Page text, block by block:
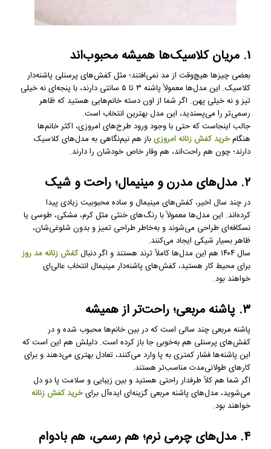
۱. مریان کلاسیک‌ها همیشه محبوب‌اند
بعضی چیزها هیچ‌وقت از مد نمی‌افتند؛ مثل کفش‌های پرسنلی پاشنه‌دار
کلاسیک. این مدل‌ها معمولاً پاشنه ۳ تا ۵ سانتی دارند، با پنجه‌ای نه خیلی
تیز و نه خیلی پهن. اگر شما از اون دسته خانم‌هایی هستید که ظاهر
رسمی‌تر را می‌پسندید، این مدل بهترین انتخاب است.
جالب اینجاست که حتی با وجود ورود طرح‌های امروزی، اکثر خانم‌ها
هنگامخرید کفش زنانه امروزیباز هم نیم‌نگاهی به مدل‌های کلاسیک
دارند؛ چون هم راحت‌اند، هم وقار خاص خودشان را دارند.
۲. مدل‌های مدرن و مینیمال؛ راحت و شیک
در چند سال اخیر، کفش‌های مینیمال و ساده محبوبیت زیادی پیدا
کرده‌اند. این مدل‌ها معمولاً با رنگ‌های خنثی مثل کرم، مشکی، طوسی یا
نسکافه‌ای طراحی می‌شوند و به‌خاطر طراحی تمیز و بدون شلوغی‌شان،
ظاهر بسیار شیکی ایجاد می‌کنند.
سال ۱۴۰۴ هم این مدل‌ها کاملاً ترند هستند و اگر دنبال
کفش زنانه مد روز
برای محیط کار هستید، کفش‌های پاشنه‌دار مینیمال انتخاب عالی‌ای
خواهند بود.
۳. پاشنه مربعی؛ راحت‌تر از همیشه
پاشنه مربعی چند سالی است که در بین خانم‌ها محبوب شده و در
کفش‌های پرسنلی هم به‌خوبی جا باز کرده است. دلیلش هم این است که
این پاشنه‌ها فشار کمتری به پا وارد می‌کنند، تعادل بهتری می‌دهند و برای
کارهای طولانی‌مدت مناسب‌تر هستند.
اگر شما هم کلاً طرفدار راحتی هستید و بین زیبایی و سلامت پا دو دل
می‌شوید، مدل‌های پاشنه مربعی گزینه‌ای ایده‌آل برایخرید کفش زنانه
خواهند بود.
۴. مدل‌های چرمی نرم؛ هم رسمی، هم بادوام